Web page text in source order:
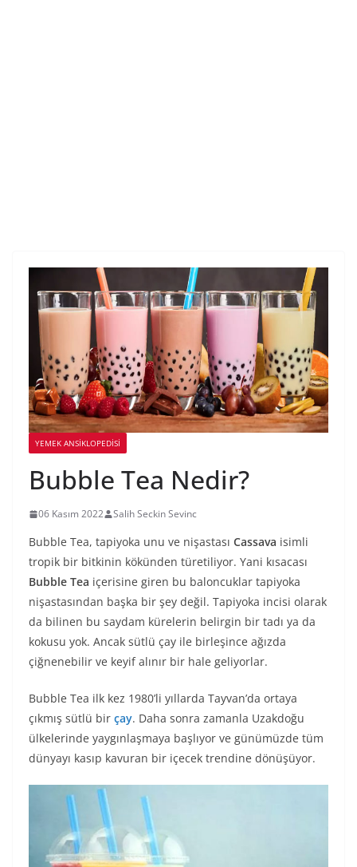
YEMEK ANSİKLOPEDİSİ
Bubble Tea Nedir?
06 Kasım 2022 Salih Seckin Sevinc
Bubble Tea, tapiyoka unu ve nişastası Cassava isimli
tropik bir bitkinin kökünden türetiliyor. Yani kısacası
Bubble Tea içerisine giren bu baloncuklar tapiyoka
nişastasından başka bir şey değil. Tapiyoka incisi olarak
da bilinen bu saydam kürelerin belirgin bir tadı ya da
kokusu yok. Ancak sütlü çay ile birleşince ağızda
çiğnenebilir ve keyif alınır bir hale geliyorlar.
Bubble Tea ilk kez 1980’li yıllarda Tayvan’da ortaya
çıkmış sütlü bir çay. Daha sonra zamanla Uzakdoğu
ülkelerinde yaygınlaşmaya başlıyor ve günümüzde tüm
dünyayı kasıp kavuran bir içecek trendine dönüşüyor.